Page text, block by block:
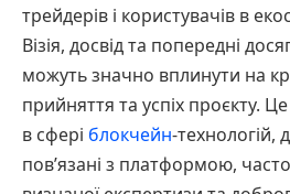
трейдерів і користувачів в
Візія, досвід та попередні
можуть значно вплинути на
прийняття та успіх проєкту.
в сфері блокчейн-технологій,
пов’язані з платформою,